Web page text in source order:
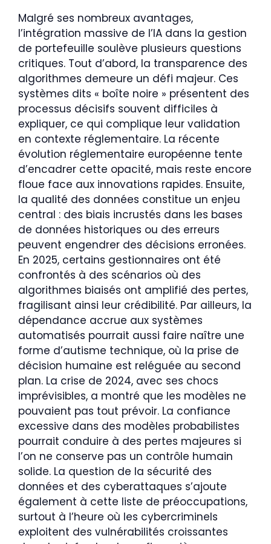
Malgré ses nombreux avantages,
l’intégration massive de l’IA dans la gestion
de portefeuille soulève plusieurs questions
critiques. Tout d’abord, la transparence des
algorithmes demeure un défi majeur. Ces
systèmes dits « boîte noire » présentent des
processus décisifs souvent difficiles à
expliquer, ce qui complique leur validation
en contexte réglementaire. La récente
évolution réglementaire européenne tente
d’encadrer cette opacité, mais reste encore
floue face aux innovations rapides. Ensuite,
la qualité des données constitue un enjeu
central : des biais incrustés dans les bases
de données historiques ou des erreurs
peuvent engendrer des décisions erronées.
En 2025, certains gestionnaires ont été
confrontés à des scénarios où des
algorithmes biaisés ont amplifié des pertes,
fragilisant ainsi leur crédibilité. Par ailleurs, la
dépendance accrue aux systèmes
automatisés pourrait aussi faire naître une
forme d’autisme technique, où la prise de
décision humaine est reléguée au second
plan. La crise de 2024, avec ses chocs
imprévisibles, a montré que les modèles ne
pouvaient pas tout prévoir. La confiance
excessive dans des modèles probabilistes
pourrait conduire à des pertes majeures si
l’on ne conserve pas un contrôle humain
solide. La question de la sécurité des
données et des cyberattaques s’ajoute
également à cette liste de préoccupations,
surtout à l’heure où les cybercriminels
exploitent des vulnérabilités croissantes